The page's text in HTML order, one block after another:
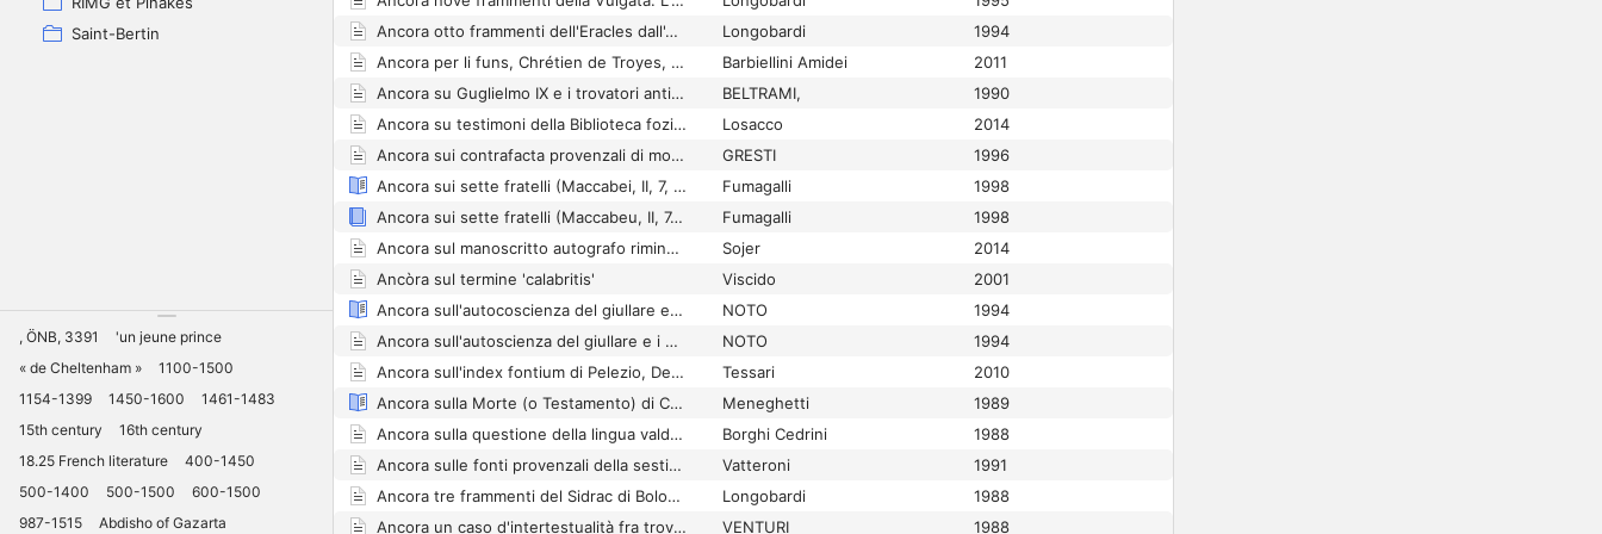
Saint-Bertin
, ÖNB, 3391
'un jeune prince
« de Cheltenham »
1100-1500
1154-1399
1450-1600
1461-1483
15th century
16th century
18.25 French literature
400-1450
500-1400
500-1500
600-1500
987-1515
Abdisho of Gazarta
Ancora otto frammenti dell'Eracles dall'Archivio di Stato di Bologna
Longobardi
1994
Ancora per li funs, Chrétien de Troyes, Charrette, vv. 12-13
Barbiellini Amidei
2011
Ancora su Guglielmo IX e i trovatori antichi
BELTRAMI,
1990
Ancora su testimoni della Biblioteca foziana: sulle mani del Marc. gr. 451
Losacco
2014
Ancora sui contrafacta provenzali di modelli francesi. Il caso di Cerveri de Girona
GRESTI
1996
Ancora sui sette fratelli (Maccabei, II, 7, versione valdese)
Fumagalli
1998
Ancora sui sette fratelli (Maccabeu, II, 7, versione valdese)
Fumagalli
1998
Ancora sul manoscritto autografo riminesi di Leone Allacci. Analisi del contenuto, aspetti codicologici e di archeologia del libro
Sojer
2014
Ancòra sul termine 'calabritis'
Viscido
2001
Ancora sull'autocoscienza del giullare e i giullari nei fabliaux
NOTO
1994
Ancora sull'autoscienza del giullare e i giullari nel fabliaux
NOTO
1994
Ancora sull'index fontium di Pelezio, De natura hominis (PG LXIV, col. 1109B): l'irmo Τριστάτας κραταιούς (EE p. 95 nr. 135) di Giovanni Damasceno e l'"anima sommersa"
Tessari
2010
Ancora sulla Morte (o Testamento) di Carlo Magno
Meneghetti
1989
Ancora sulla questione della lingua valdese : osservazioni sulle grafie dei manoscritti valdesi
Borghi Cedrini
1988
Ancora sulle fonti provenzali della sestina di Dante (con una nuova edizione di Ar es lo mont[ç] vermelltç e vertç di Gaucelm Faidit, BdT 167,10
Vatteroni
1991
Ancora tre frammenti del Sidrac di Bologna con un commento al Pater Noster
Longobardi
1988
Ancora un caso d'intertestualità fra trovieri e trovatori
VENTURI 1988